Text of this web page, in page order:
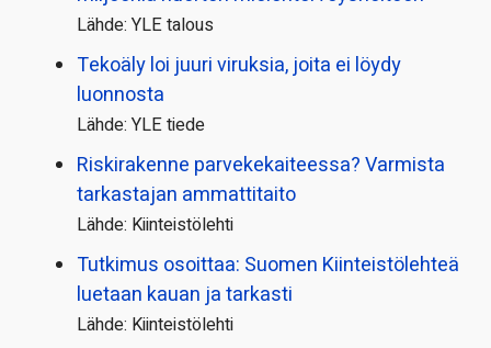
Lähde: YLE talous
Tekoäly loi juuri viruksia, joita ei löydy
luonnosta
Lähde: YLE tiede
Riskirakenne parvekekaiteessa? Varmista
tarkastajan ammattitaito
Lähde: Kiinteistölehti
Tutkimus osoittaa: Suomen Kiinteistölehteä
luetaan kauan ja tarkasti
Lähde: Kiinteistölehti